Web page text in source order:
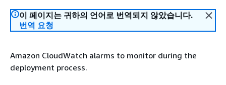
이 페이지는 귀하의 언어로 번역되지 않았습니다.
번역 요청
Amazon CloudWatch alarms to monitor during the
deployment process.